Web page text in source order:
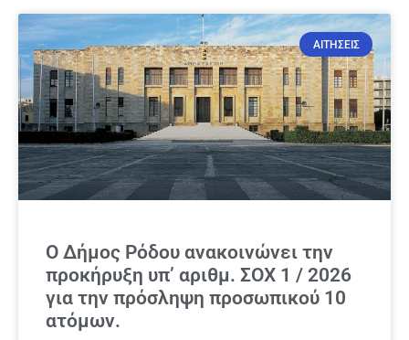
ΑΙΤΗΣΕΙΣ
Ο Δήμος Ρόδου ανακοινώνει την
προκήρυξη υπ’ αριθμ. ΣΟΧ 1 / 2026
για την πρόσληψη προσωπικού 10
ατόμων.